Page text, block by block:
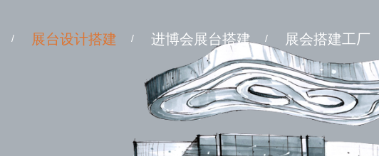
/ 展台设计搭建 / 进博会展台搭建 / 展会搭建工厂